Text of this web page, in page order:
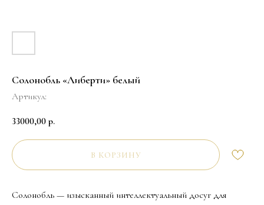
Солонобль «Либерти» белый
Артикул:
33000,00 р.
В КОРЗИНУ
Солонобль — изысканный интеллектуальный досуг для